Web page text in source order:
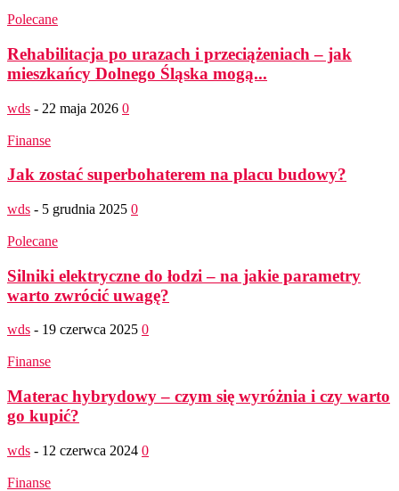
Polecane
Rehabilitacja po urazach i przeciążeniach – jak
mieszkańcy Dolnego Śląska mogą...
wds - 22 maja 2026 0
Finanse
Jak zostać superbohaterem na placu budowy?
wds - 5 grudnia 2025 0
Polecane
Silniki elektryczne do łodzi – na jakie parametry
warto zwrócić uwagę?
wds - 19 czerwca 2025 0
Finanse
Materac hybrydowy – czym się wyróżnia i czy warto
go kupić?
wds - 12 czerwca 2024 0
Finanse